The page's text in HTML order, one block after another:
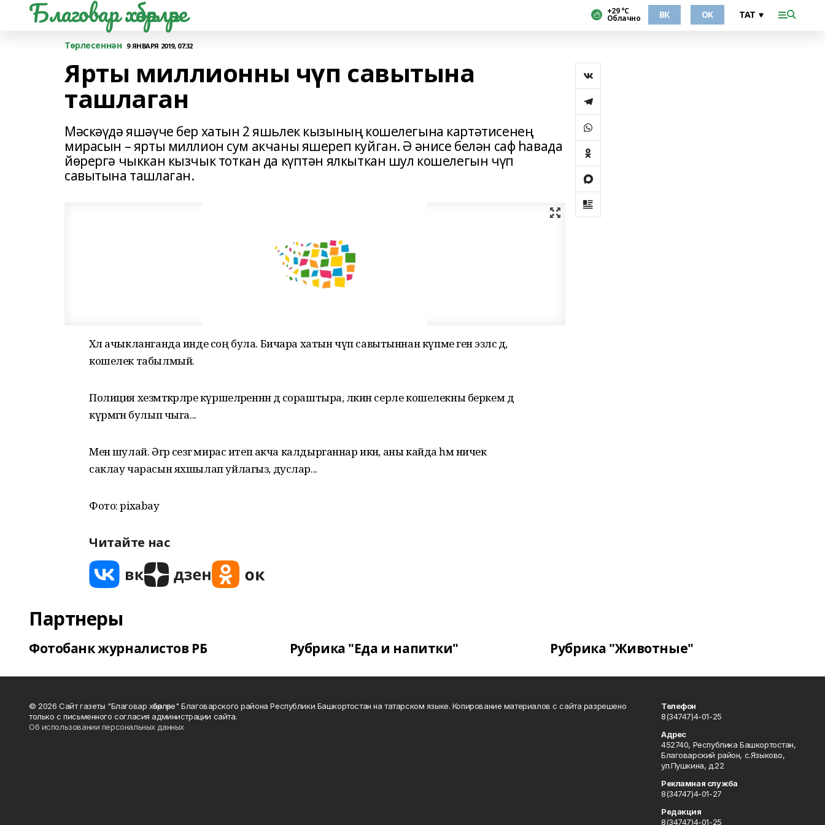
Благовар хәбәрләре +29 °С
Облачно ВК ОК
Төрлесеннән 9 ЯНВАРЯ 2019, 07:32
Ярты миллионны чүп савытына
ташлаган
Мәскәүдә яшәүче бер хатын 2 яшьлек кызының кошелегына картәтисенең
мирасын – ярты миллион сум акчаны яшереп куйган. Ә әнисе белән саф һавада
йөрергә чыккан кызчык тоткан да күптән ялкыткан шул кошелегын чүп
савытына ташлаган.
Хәл ачыкланганда инде соң була. Бичара хатын чүп савытыннан күпме генә эзләсә дә,
кошелек табылмый.
Полиция хезмәткәрләре күршеләреннән дә сораштыра, ләкин серле кошелекны беркем дә
күрмәгән булып чыга...
Менә шулай. Әгәр сезгә мирас итеп акча калдырганнар икән, аны кайда һәм ничек
саклау чарасын яхшылап уйлагыз, дуслар...
Фото: pixabay
Читайте нас
Партнеры
Фотобанк журналистов РБ Рубрика "Еда и напитки" Рубрика "Животные"
© 2026 Сайт газеты "Благовар хәбәрләре" Благоварского района Республики Башкортостан на татарском языке. Копирование материалов с сайта разрешено
только с письменного согласия администрации сайта.
Об использовании персональных данных
Телефон
8(34747)4-01-25
Адрес
452740, Республика Башкортостан,
Благоварский район, с.Языково,
ул.Пушкина, д.22
Рекламная служба
8(34747)4-01-27
Редакция
8(34747)4-01-25